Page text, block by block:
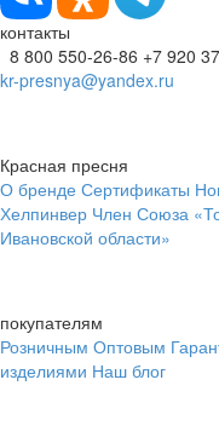
контакты
8 800 550-26-86 +7 920
kr-presnya@yandex.ru
Красная пресня
О бренде Сертификаты
Хелпинвер Член Союза
Ивановской области»
покупателям
Розничным Оптовым
изделиями Наш блог